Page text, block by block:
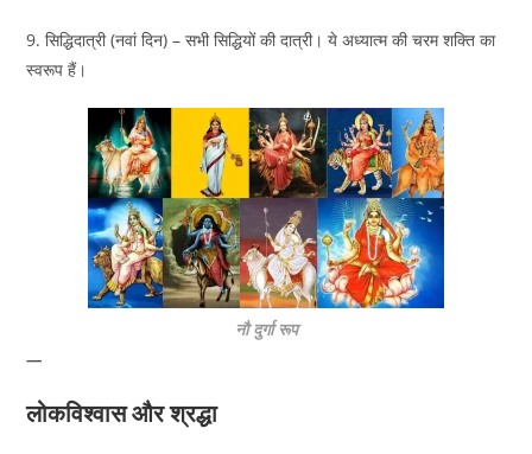
9. सिद्धिदात्री (नवां दिन) – सभी सिद्धियों की दात्री। ये अध्यात्म की चरम शक्ति का
स्वरूप हैं।
नौ दुर्गा रूप
—
लोकविश्वास और श्रद्धा